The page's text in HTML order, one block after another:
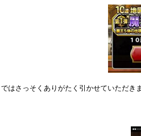
ではさっそくありがたく引かせていただき